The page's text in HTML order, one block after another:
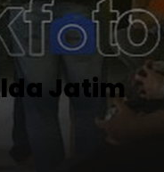
Jatim